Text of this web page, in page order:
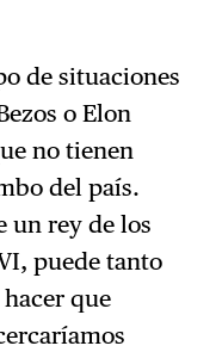
de situaciones
o Elon
no tienen
del país.
un rey de los
puede tanto
que